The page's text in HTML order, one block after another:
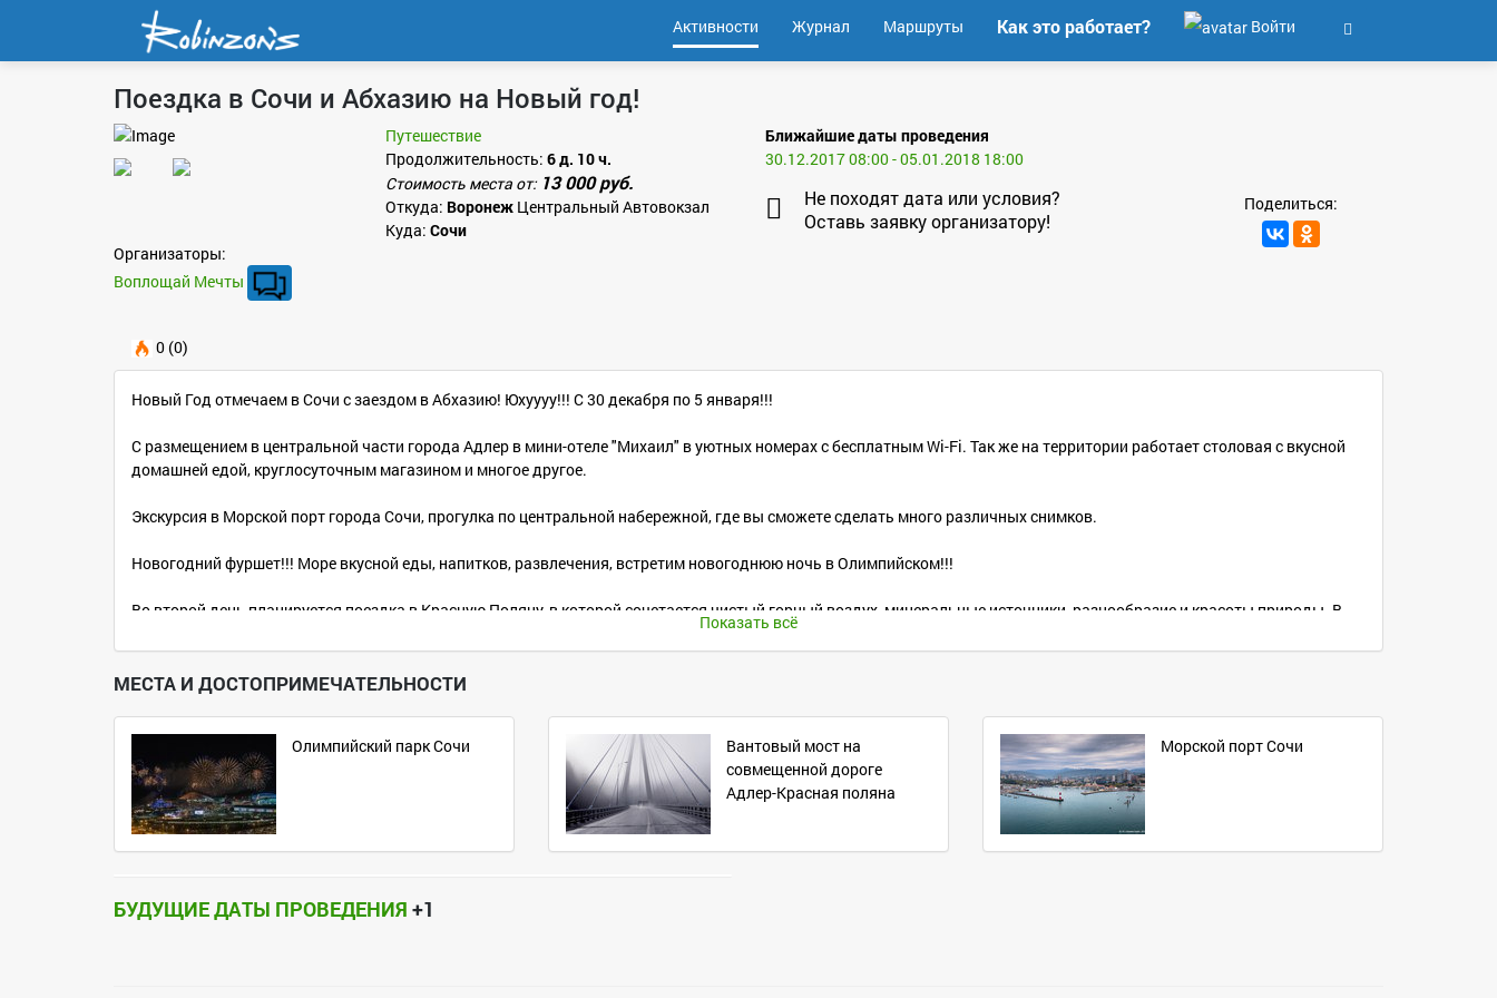
Активности Журнал Маршруты Как это работает? Войти
Поездка в Сочи и Абхазию на Новый год!
Путешествие
Продолжительность: 6 д. 10 ч.
Стоимость места от: 13 000 руб.
Откуда: ВоронежЦентральный Автовокзал
Куда: Сочи
Организаторы:
Воплощай Мечты
0 (0)
Ближайшие даты проведения
30.12.2017 08:00 - 05.01.2018 18:00
Не походят дата или условия?
Оставь заявку организатору!
Поделиться:
Новый Год отмечаем в Сочи с заездом в Абхазию! Юхуууу!!! С 30 декабря по 5 января!!!
С размещением в центральной части города Адлер в мини-отеле "Михаил" в уютных номерах с бесплатным Wi-Fi. Так же на территории работает столовая с вкусной
домашней едой, круглосуточным магазином и многое другое.
Экскурсия в Морской порт города Сочи, прогулка по центральной набережной, где вы сможете сделать много различных снимков.
Новогодний фуршет!!! Море вкусной еды, напитков, развлечения, встретим новогоднюю ночь в Олимпийском!!!
Во второй день планируется поездка в Красную Поляну, в которой сочетается чистый горный воздух, минеральные источники, разнообразие и красоты природы. В
окрестностях Красной Поляны действует 4 горнолыжных комплекса. Там же можно приобрести скипасс и отправится на подъемнике в горы для катания на лыжах и
сноуборде.
«Шайба», кёрлинговый центр «Ледяной куб», Адлер-Арена, парк развлечений «Сочи-Парк».
Экскурсия на Агурские водопады, которые расположены в русле реки Агура. Здесь на протяжении нескольких сот метров расположены три водопада высотой 21м,
23м, 30м.
Там посетим озеро Рица, увидим Пицундский храм, церковь Святого Георгия в Илоре и конечно же знаменитую пещеру в Новом Афоне и множество других
Показать всё
МЕСТА И ДОСТОПРИМЕЧАТЕЛЬНОСТИ
Олимпийский парк Сочи
Вантовый мост на
совмещенной дороге
Адлер-Красная поляна
Морской порт Сочи
БУДУЩИЕ ДАТЫ ПРОВЕДЕНИЯ +1